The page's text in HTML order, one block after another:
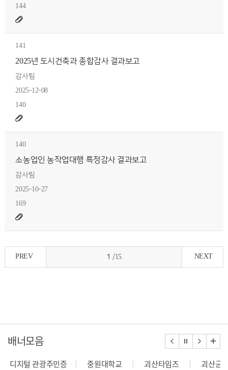
144
141
2025년 도시건축과 종합감사 결과보고
감사팀
2025-12-08
140
140
소농업인 농작업대행 특정감사 결과보고
감사팀
2025-10-27
169
PREV 1 /15 NEXT
배너모음
디지털 관광주민증 중원대학교 괴산타임즈
괴산군